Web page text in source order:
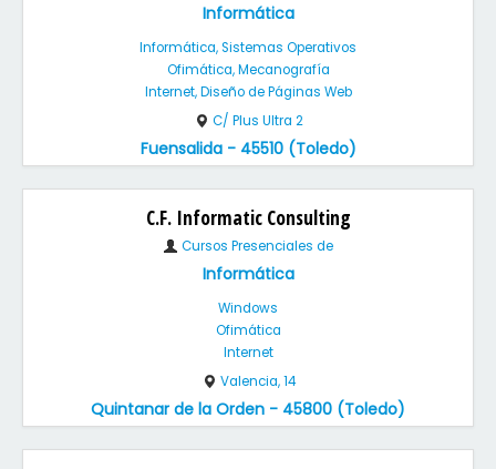
Informática
Informática, Sistemas Operativos
Ofimática, Mecanografía
Internet, Diseño de Páginas Web
C/ Plus Ultra 2
Fuensalida - 45510 (Toledo)
C.F. Informatic Consulting
Cursos Presenciales de
Informática
Windows
Ofimática
Internet
Valencia, 14
Quintanar de la Orden - 45800 (Toledo)